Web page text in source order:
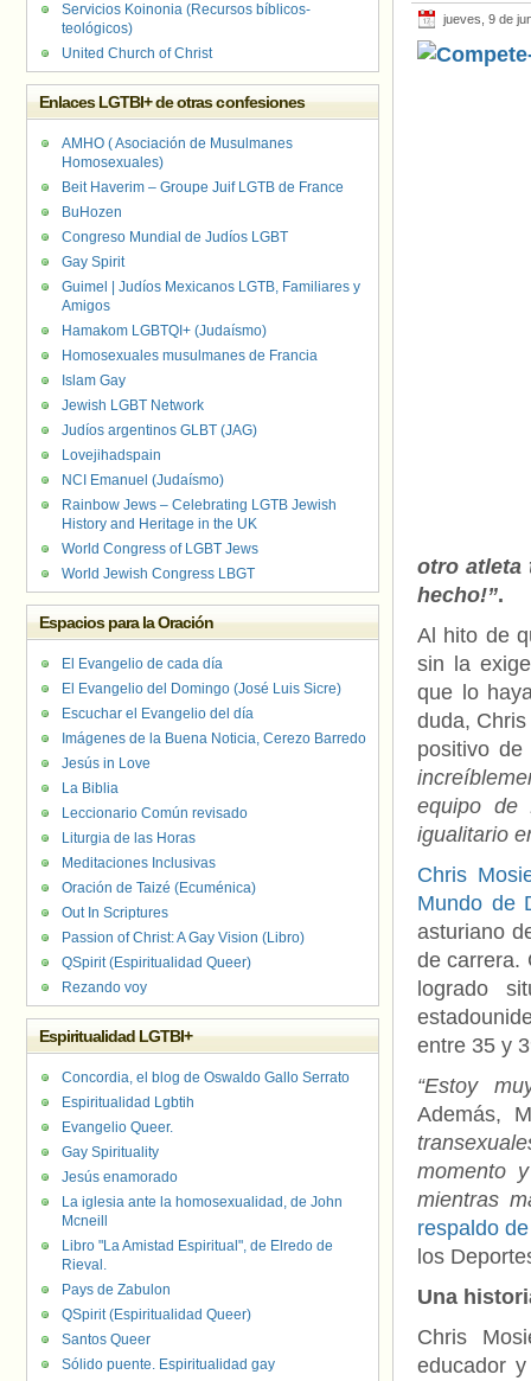
jueves, 9 de
otro atleta
hecho!”.
Al hito de
sin la
que lo
duda,
positivo
equipo de
igualitario
Chris
Mundo de
asturiano
de carrera.
logrado
entre 35 y
“Estoy
Además,
momento
mientras
respaldo
los
Una
Chris
educador
Servicios Koinonia (Recursos bíblicos-
teológicos)
United Church of Christ
Enlaces LGTBI+ de otras confesiones
AMHO ( Asociación de Musulmanes
Homosexuales)
Beit Haverim – Groupe Juif LGTB de France
BuHozen
Congreso Mundial de Judíos LGBT
Gay Spirit
Guimel | Judíos Mexicanos LGTB, Familiares y
Amigos
Hamakom LGBTQI+ (Judaísmo)
Homosexuales musulmanes de Francia
Islam Gay
Jewish LGBT Network
Judíos argentinos GLBT (JAG)
Lovejihadspain
NCI Emanuel (Judaísmo)
Rainbow Jews – Celebrating LGTB Jewish
History and Heritage in the UK
World Congress of LGBT Jews
World Jewish Congress LBGT
Espacios para la Oración
El Evangelio de cada día
El Evangelio del Domingo (José Luis Sicre)
Escuchar el Evangelio del día
Imágenes de la Buena Noticia, Cerezo Barredo
Jesús in Love
La Biblia
Leccionario Común revisado
Liturgia de las Horas
Meditaciones Inclusivas
Oración de Taizé (Ecuménica)
Out In Scriptures
Passion of Christ: A Gay Vision (Libro)
QSpirit (Espiritualidad Queer)
Rezando voy
Espiritualidad LGTBI+
Concordia, el blog de Oswaldo Gallo Serrato
Espiritualidad Lgbtih
Evangelio Queer.
Gay Spirituality
Jesús enamorado
La iglesia ante la homosexualidad, de John
Mcneill
Libro "La Amistad Espiritual", de Elredo de
Rieval.
Pays de Zabulon
QSpirit (Espiritualidad Queer)
Santos Queer
Sólido puente. Espiritualidad gay